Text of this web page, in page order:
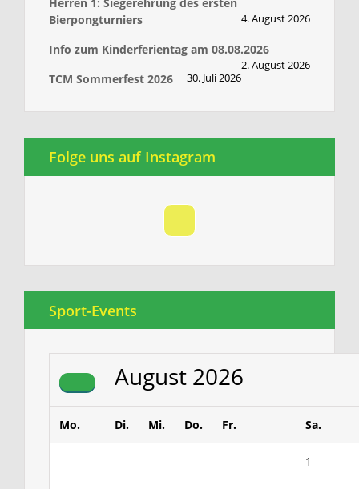
Herren 1: Siegerehrung des ersten
Bierpongturniers
4. August 2026
Info zum Kinderferientag am 08.08.2026
2. August 2026
TCM Sommerfest 2026 30. Juli 2026
Folge uns auf Instagram
Sport-Events
August 2026
Mo. Di. Mi. Do. Fr. Sa.
1